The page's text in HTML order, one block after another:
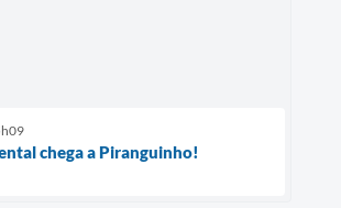
chega a Piranguinho!